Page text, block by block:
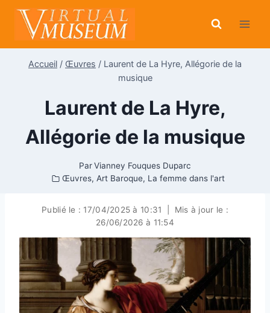
Aller
contenu
Accueil / Œuvres / Laurent de La Hyre, Allégorie de la
musique
Laurent de La Hyre,
Allégorie de la musique
ParVianney Fouques Duparc
Œuvres,Art Baroque, La femme dans l'art
Publié le : 17/04/2025 à 10:31
Mis à jour le :
26/06/2026 à 11:54